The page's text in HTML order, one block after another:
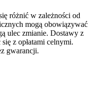
różnić w zależności od
mogą obowiązywać
ulec zmianie. Dostawy z
z opłatami celnymi.
gwarancji.